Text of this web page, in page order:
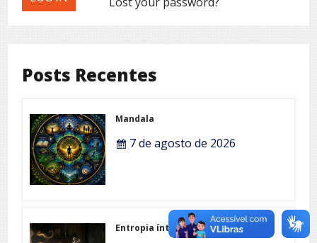
Posts Recentes
Mandala
7 de agosto de 2026
Entropia íntima